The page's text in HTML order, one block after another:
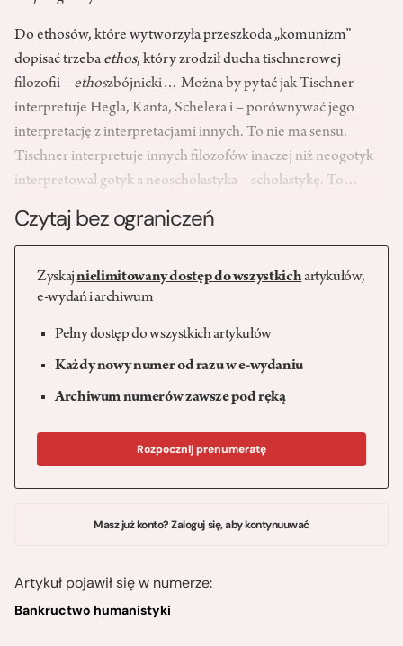
Do ethosów, które wytworzyła przeszkoda „komunizm”
dopisać trzeba ethos, który zrodził ducha tischnerowej
filozofii – ethoszbójnicki… Można by pytać jak Tischner
interpretuje Hegla, Kanta, Schelera i – porównywać jego
interpretację z interpretacjami innych. To nie ma sensu.
Tischner interpretuje innych filozofów inaczej niż neogotyk
interpretował gotyk a neoscholastyka – scholastykę. To…
Czytaj bez ograniczeń
Zyskajnielimitowany dostęp do wszystkichartykułów,
e-wydań i archiwum
Pełny dostęp do wszystkich artykułów
Każdy nowy numer od razu w e-wydaniu
Archiwum numerów zawsze pod ręką
Rozpocznij prenumeratę
Masz już konto? Zaloguj się, aby kontynuuwać
Artykuł pojawił się w numerze:
Bankructwo humanistyki